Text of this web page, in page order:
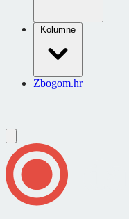
Kolumne
Zbogom.hr